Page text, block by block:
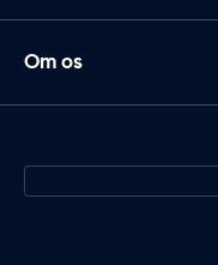
Om os